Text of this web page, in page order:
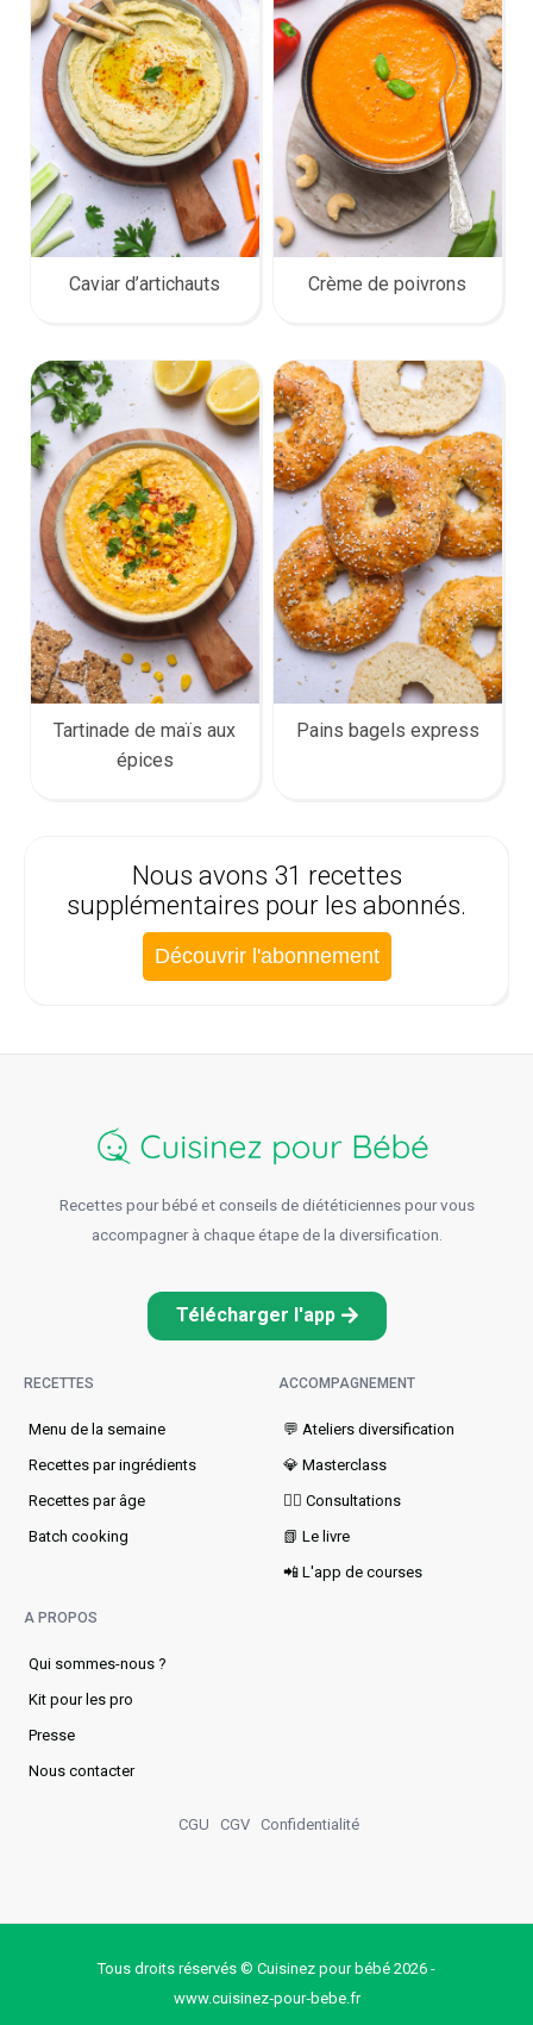
Caviar d’artichauts Crème de poivrons
Tartinade de maïs aux
épices
Pains bagels express
Nous avons 31 recettes
supplémentaires pour les abonnés.
Découvrir l'abonnement
Recettes pour bébé et conseils de diététiciennes pour vous
accompagner à chaque étape de la diversification.
Télécharger l'app
RECETTES
Menu de la semaine​
Recettes par ingrédients
Recettes par âge
Batch cooking
ACCOMPAGNEMENT
💬 Ateliers diversification
💎 Masterclass
👩‍⚕️ Consultations
📗 Le livre
📲 L'app de courses
A PROPOS
Qui sommes-nous ?
Kit pour les pro
Presse
Nous contacter
CGU CGV Confidentialité
Tous droits réservés © Cuisinez pour bébé 2026 -
www.cuisinez‑pour‑bebe.fr